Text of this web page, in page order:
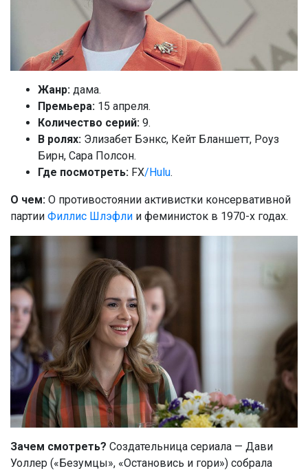
Жанр: дама.
Премьера: 15 апреля.
Количество серий: 9.
В ролях: Элизабет Бэнкс, Кейт Бланшетт, Роуз
Бирн, Сара Полсон.
Где посмотреть: FX/Hulu.
О чем: О противостоянии активистки консервативной
партии Филлис Шлэфли и феминисток в 1970-х годах.
Зачем смотреть? Создательница сериала — Дави
Уоллер («Безумцы», «Остановись и гори») собрала